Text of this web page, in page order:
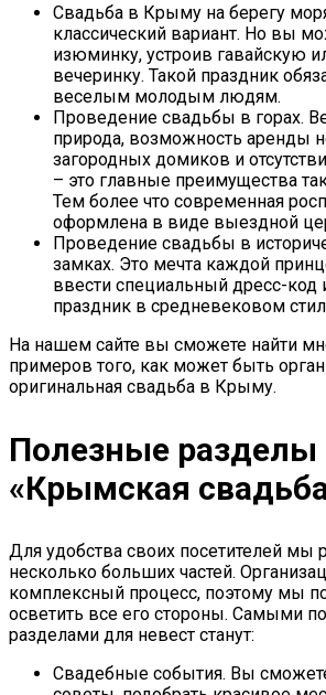
Свадьба в Крыму на берегу
классический вариант. Но вы
изюминку, устроив гавайскую
вечеринку. Такой праздник
веселым молодым людям.
Проведение свадьбы в горах.
природа, возможность аренды
загородных домиков и
– это главные преимущества
Тем более что современная
оформлена в виде выездной
Проведение свадьбы в
замках. Это мечта каждой
ввести специальный дресс-код
праздник в средневековом
На нашем сайте вы сможете найти
примеров того, как может быть
оригинальная свадьба в Крыму.
Полезные разделы
«Крымская
Для удобства своих посетителей мы
несколько больших частей.
комплексный процесс, поэтому мы
осветить все его стороны. Самыми
разделами для невест станут:
Свадебные события. Вы